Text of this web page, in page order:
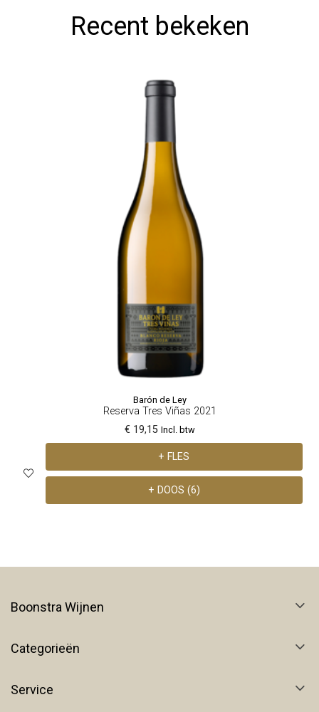
Recent bekeken
Barón de Ley
Reserva Tres Viñas 2021
€ 19,15 Incl. btw
+ FLES
+ DOOS (6)
Boonstra Wijnen
Categorieën
Service